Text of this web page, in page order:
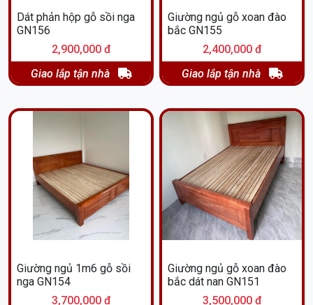
Dát phản hộp gỗ sồi nga
GN156
2,900,000 đ
Giao lắp tận nhà
Giường ngủ gỗ xoan đào
bắc GN155
2,400,000 đ
Giao lắp tận nhà
Giường ngủ 1m6 gỗ sồi
nga GN154
3,700,000 đ
Giường ngủ gỗ xoan đào
bắc dát nan GN151
3,500,000 đ